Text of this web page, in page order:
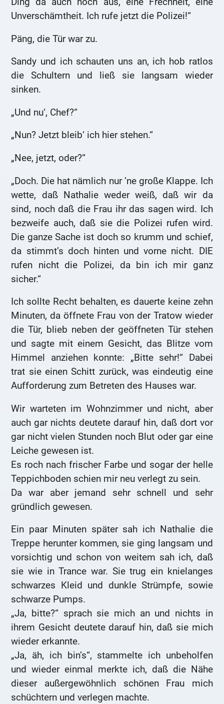
Unverschämtheit. Ich rufe jetzt die Polizei!“
Päng, die Tür war zu.
Sandy und ich schauten uns an, ich hob ratlos
die Schultern und ließ sie langsam wieder
sinken.
„Und nu‘, Chef?“
„Nun? Jetzt bleib‘ ich hier stehen.“
„Nee, jetzt, oder?“
„Doch. Die hat nämlich nur ’ne große Klappe. Ich
wette, daß Nathalie weder weiß, daß wir da
sind, noch daß die Frau ihr das sagen wird. Ich
bezweife auch, daß sie die Polizei rufen wird.
Die ganze Sache ist doch so krumm und schief,
da stimmt’s doch hinten und vorne nicht. DIE
rufen nicht die Polizei, da bin ich mir ganz
sicher.“
Ich sollte Recht behalten, es dauerte keine zehn
Minuten, da öffnete Frau von der Tratow wieder
die Tür, blieb neben der geöffneten Tür stehen
und sagte mit einem Gesicht, das Blitze vom
Himmel anziehen konnte: „Bitte sehr!“ Dabei
trat sie einen Schitt zurück, was eindeutig eine
Aufforderung zum Betreten des Hauses war.
Wir warteten im Wohnzimmer und nicht, aber
auch gar nichts deutete darauf hin, daß dort vor
gar nicht vielen Stunden noch Blut oder gar eine
Leiche gewesen ist.
Es roch nach frischer Farbe und sogar der helle
Teppichboden schien mir neu verlegt zu sein.
Da war aber jemand sehr schnell und sehr
gründlich gewesen.
Ein paar Minuten später sah ich Nathalie die
Treppe herunter kommen, sie ging langsam und
vorsichtig und schon von weitem sah ich, daß
sie wie in Trance war. Sie trug ein knielanges
schwarzes Kleid und dunkle Strümpfe, sowie
schwarze Pumps.
„Ja, bitte?“ sprach sie mich an und nichts in
ihrem Gesicht deutete darauf hin, daß sie mich
wieder erkannte.
„Ja, äh, ich bin’s“, stammelte ich unbeholfen
und wieder einmal merkte ich, daß die Nähe
dieser außergewöhnlich schönen Frau mich
schüchtern und verlegen machte.